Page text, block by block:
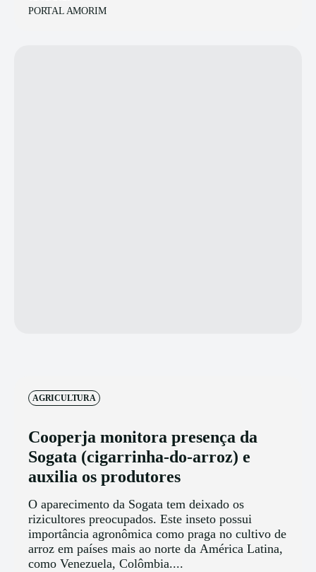
PORTAL AMORIM
AGRICULTURA
Cooperja monitora presença da
Sogata (cigarrinha-do-arroz) e
auxilia os produtores
O aparecimento da Sogata tem deixado os
rizicultores preocupados. Este inseto possui
importância agronômica como praga no cultivo de
arroz em países mais ao norte da América Latina,
como Venezuela, Colômbia....